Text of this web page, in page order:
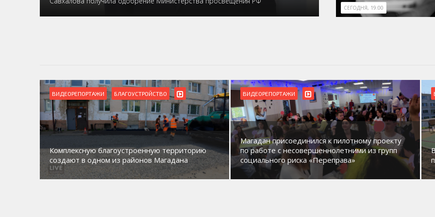
СЕГОДНЯ, 19:00
ВИДЕОРЕПОРТАЖИ
Магадан присоединился к пилотному проекту
по работе с несовершеннолетними из групп
социального риска «Переправа»
БЛАГОУСТРОЙСТВО ВИДЕОРЕПОРТАЖИ
В Магадане идет обустройство новых детских
площадок в микрорайонах.